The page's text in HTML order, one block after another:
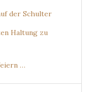
der Schulter
Haltung zu
…